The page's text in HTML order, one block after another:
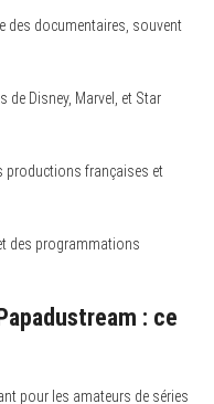
des documentaires, souvent
de Disney, Marvel, et Star
productions françaises et
des programmations
: ce
pour les amateurs de séries